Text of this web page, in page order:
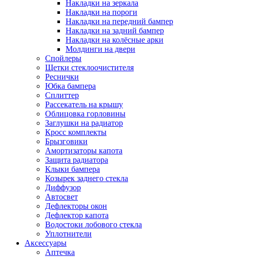
Накладки на зеркала
Накладки на пороги
Накладки на передний бампер
Накладки на задний бампер
Накладки на колёсные арки
Молдинги на двери
Спойлеры
Щетки стеклоочистителя
Реснички
Юбка бампера
Сплиттер
Рассекатель на крышу
Облицовка горловины
Заглушки на радиатор
Кросс комплекты
Брызговики
Амортизаторы капота
Защита радиатора
Клыки бампера
Козырек заднего стекла
Диффузор
Автосвет
Дефлекторы окон
Дефлектор капота
Водостоки лобового стекла
Уплотнители
Аксессуары
Аптечка